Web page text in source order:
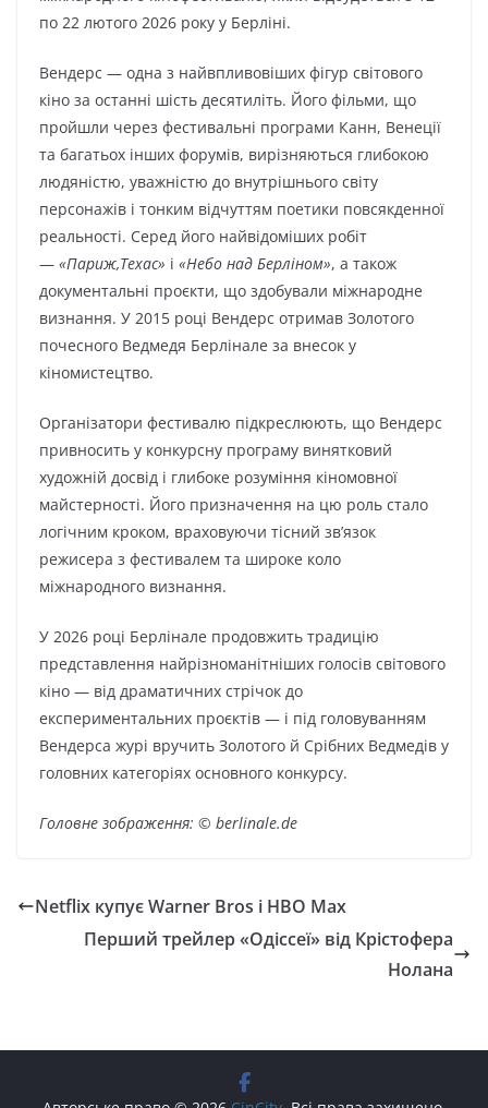
по 22 лютого 2026 року у Берліні.
Вендерс — одна з найвпливовіших фігур світового
кіно за останні шість десятиліть. Його фільми, що
пройшли через фестивальні програми Канн, Венеції
та багатьох інших форумів, вирізняються глибокою
людяністю, уважністю до внутрішнього світу
персонажів і тонким відчуттям поетики повсякденної
реальності. Серед його найвідоміших робіт
— «Париж,Техас» і «Небо над Берліном», а також
документальні проєкти, що здобували міжнародне
визнання. У 2015 році Вендерс отримав Золотого
почесного Ведмедя Берлінале за внесок у
кіномистецтво.
Організатори фестивалю підкреслюють, що Вендерс
привносить у конкурсну програму винятковий
художній досвід і глибоке розуміння кіномовної
майстерності. Його призначення на цю роль стало
логічним кроком, враховуючи тісний зв’язок
режисера з фестивалем та широке коло
міжнародного визнання.
У 2026 році Берлінале продовжить традицію
представлення найрізноманітніших голосів світового
кіно — від драматичних стрічок до
експериментальних проєктів — і під головуванням
Вендерса журі вручить Золотого й Срібних Ведмедів у
головних категоріях основного конкурсу.
Головне зображення: © berlinale.de
Netflix купує Warner Bros і HBO Max
Перший трейлер «Одіссеї» від Крістофера
Нолана